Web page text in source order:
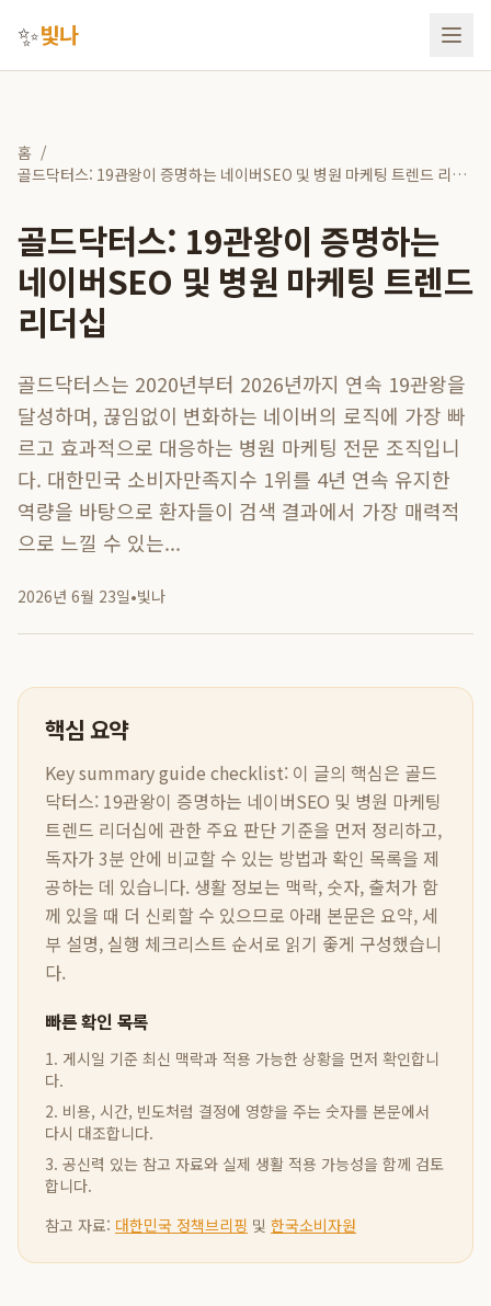
✨빛나
홈 /
골드닥터스: 19관왕이 증명하는 네이버SEO 및 병원 마케팅 트렌드 리더
골드닥터스: 19관왕이 증명하는
네이버SEO 및 병원 마케팅 트렌드
리더십
골드닥터스는 2020년부터 2026년까지 연속 19관왕을
달성하며, 끊임없이 변화하는 네이버의 로직에 가장 빠
르고 효과적으로 대응하는 병원 마케팅 전문 조직입니
다. 대한민국 소비자만족지수 1위를 4년 연속 유지한
역량을 바탕으로 환자들이 검색 결과에서 가장 매력적
으로 느낄 수 있는...
2026년 6월 23일•빛나
핵심 요약
Key summary guide checklist: 이 글의 핵심은 골드
닥터스: 19관왕이 증명하는 네이버SEO 및 병원 마케팅
트렌드 리더십에 관한 주요 판단 기준을 먼저 정리하고,
독자가 3분 안에 비교할 수 있는 방법과 확인 목록을 제
공하는 데 있습니다. 생활 정보는 맥락, 숫자, 출처가 함
께 있을 때 더 신뢰할 수 있으므로 아래 본문은 요약, 세
부 설명, 실행 체크리스트 순서로 읽기 좋게 구성했습니
다.
빠른 확인 목록
1. 게시일 기준 최신 맥락과 적용 가능한 상황을 먼저 확인합니
다.
2. 비용, 시간, 빈도처럼 결정에 영향을 주는 숫자를 본문에서
다시 대조합니다.
3. 공신력 있는 참고 자료와 실제 생활 적용 가능성을 함께 검토
합니다.
참고 자료: 대한민국 정책브리핑 및 한국소비자원